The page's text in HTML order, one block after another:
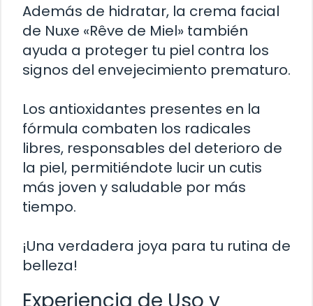
Además de hidratar, la crema facial
de Nuxe «Rêve de Miel» también
ayuda a proteger tu piel contra los
signos del envejecimiento prematuro.
Los antioxidantes presentes en la
fórmula combaten los radicales
libres, responsables del deterioro de
la piel, permitiéndote lucir un cutis
más joven y saludable por más
tiempo.
¡Una verdadera joya para tu rutina de
belleza!